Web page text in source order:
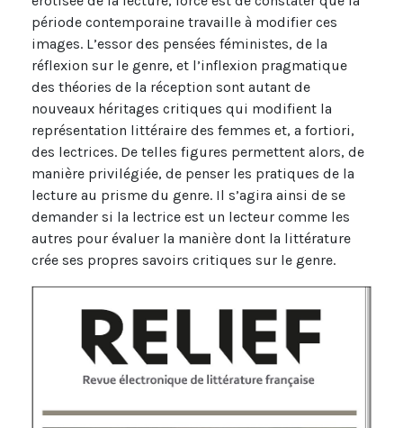
période contemporaine travaille à modifier ces
images. L’essor des pensées féministes, de la
réflexion sur le genre, et l’inflexion pragmatique
des théories de la réception sont autant de
nouveaux héritages critiques qui modifient la
représentation littéraire des femmes et, a fortiori,
des lectrices. De telles figures permettent alors, de
manière privilégiée, de penser les pratiques de la
lecture au prisme du genre. Il s’agira ainsi de se
demander si la lectrice est un lecteur comme les
autres pour évaluer la manière dont la littérature
crée ses propres savoirs critiques sur le genre.